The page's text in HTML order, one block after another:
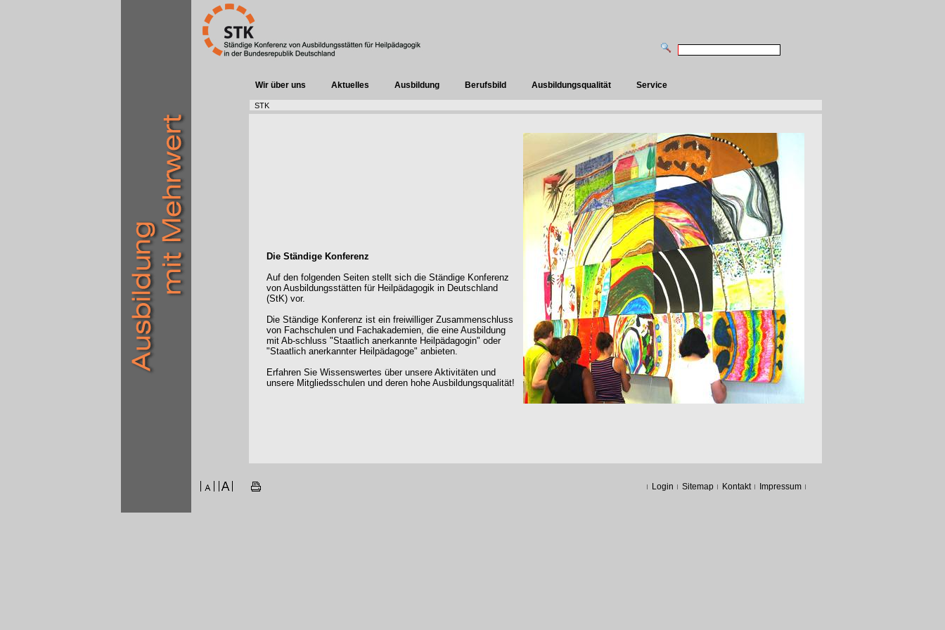
Wir über uns Aktuelles Ausbildung Berufsbild Ausbildungsqualität Service
STK
Die Ständige Konferenz
Auf den folgenden Seiten stellt sich die Ständige Konferenz
von Ausbildungsstätten für Heilpädagogik in Deutschland
(StK) vor.
Die Ständige Konferenz ist ein freiwilliger Zusammenschluss
von Fachschulen und Fachakademien, die eine Ausbildung
mit Ab-schluss "Staatlich anerkannte Heilpädagogin" oder
"Staatlich anerkannter Heilpädagoge" anbieten.
Erfahren Sie Wissenswertes über unsere Aktivitäten und
unsere Mitgliedsschulen und deren hohe Ausbildungsqualität!
Login Sitemap Kontakt Impressum